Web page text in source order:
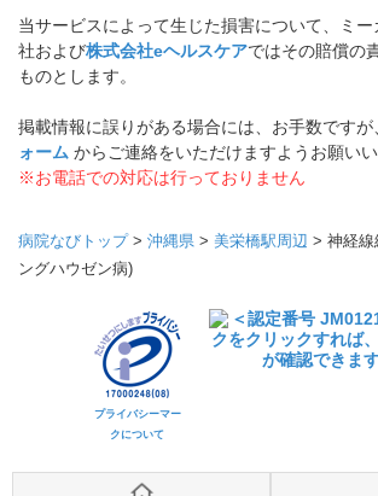
当サービスによって生じた損害について、ミ
社および株式会社eヘルスケアではその賠償の
ものとします。
掲載情報に誤りがある場合には、お手数ですが
ォーム からご連絡をいただけますようお願いい
※お電話での対応は行っておりません
病院なびトップ> 沖縄県 > 美栄橋駅周辺 > 神経線
ングハウゼン病)
プライバシーマー
クについて